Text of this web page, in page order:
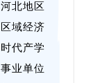
北地区
域经济
代产学
业单位